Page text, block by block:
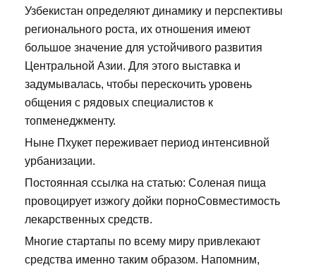
Узбекистан определяют динамику и перспективы
регионального роста, их отношения имеют
большое значение для устойчивого развития
Центральной Азии. Для этого выставка и
задумывалась, чтобы перескочить уровень
общения с рядовых специалистов к
топменеджменту.
Ныне Пхукет переживает период интенсивной
урбанизации.
Постоянная ссылка на статью: Соленая пища
провоцирует изжогу дойки порноСовместимость
лекарственных средств.
Многие стартапы по всему миру привлекают
средства именно таким образом. Напомним,